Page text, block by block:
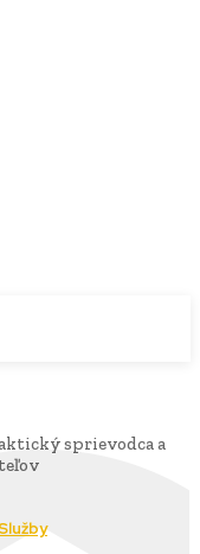
sprievodca a